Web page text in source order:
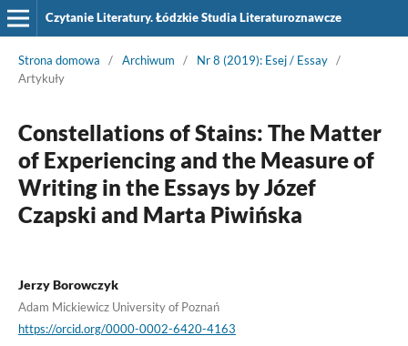
Czytanie Literatury. Łódzkie Studia Literaturoznawcze
Strona domowa / Archiwum / Nr 8 (2019): Esej / Essay /
Artykuły
Constellations of Stains: The Matter
of Experiencing and the Measure of
Writing in the Essays by Józef
Czapski and Marta Piwińska
Jerzy Borowczyk
Adam Mickiewicz University of Poznań
https://orcid.org/0000-0002-6420-4163